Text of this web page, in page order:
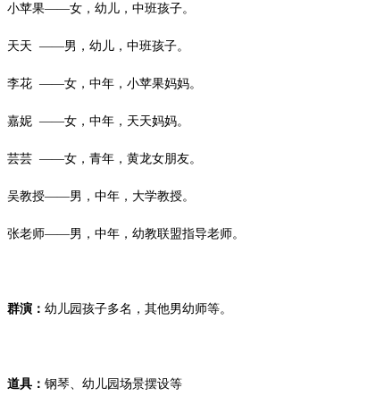
小苹果——女，幼儿，中班孩子。
天天 ——男，幼儿，中班孩子。
李花 ——女，中年，小苹果妈妈。
嘉妮 ——女，中年，天天妈妈。
芸芸 ——女，青年，黄龙女朋友。
吴教授——男，中年，大学教授。
张老师——男，中年，幼教联盟指导老师。
群演： 幼儿园孩子多名，其他男幼师等。
道具： 钢琴、幼儿园场景摆设等